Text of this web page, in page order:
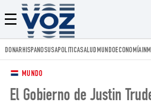
Menú
Voz.us
DONARHISPANOSUSAPOLITICASALUD MUNDOECONOMÍA
MUNDO
El Gobierno de Justin